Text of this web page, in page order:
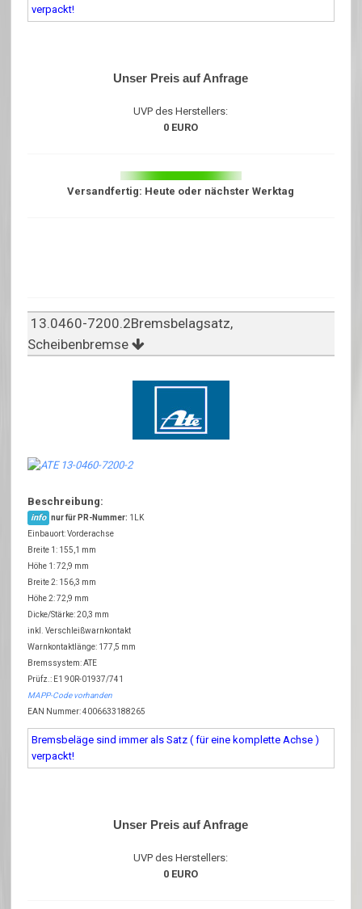
verpackt!
Unser Preis auf Anfrage
UVP des Herstellers:
0 EURO
Versandfertig: Heute oder nächster Werktag
13.0460-7200.2Bremsbelagsatz,
Scheibenbremse
Beschreibung:
info nur für PR-Nummer: 1LK
Einbauort: Vorderachse
Breite 1: 155,1 mm
Höhe 1: 72,9 mm
Breite 2: 156,3 mm
Höhe 2: 72,9 mm
Dicke/Stärke: 20,3 mm
inkl. Verschleißwarnkontakt
Warnkontaktlänge: 177,5 mm
Bremssystem: ATE
Prüfz.: E1 90R-01937/741
MAPP-Code vorhanden
EAN Nummer: 4006633188265
Bremsbeläge sind immer als Satz ( für eine komplette Achse )
verpackt!
Unser Preis auf Anfrage
UVP des Herstellers:
0 EURO